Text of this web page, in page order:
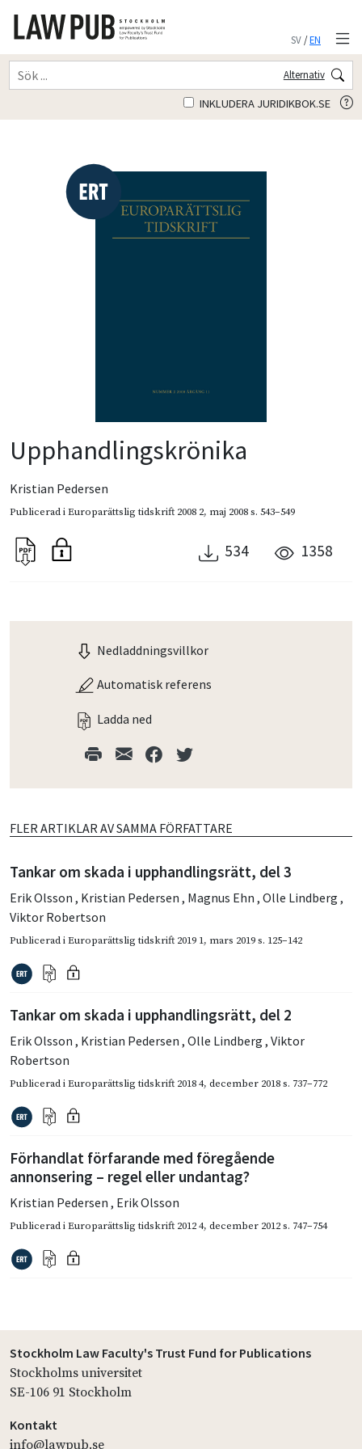
SV/EN
Alternativ
INKLUDERA JURIDIKBOK.SE
Upphandlingskrönika
Kristian Pedersen
Publicerad iEuroparättslig tidskrift 2008 2, maj 2008s. 543–549
534 1358
Nedladdningsvillkor
Automatisk referens
Ladda ned
FLER ARTIKLAR AV SAMMA FÖRFATTARE
Tankar om skada i upphandlingsrätt, del 3
Erik Olsson , Kristian Pedersen , Magnus Ehn , Olle Lindberg ,
Viktor Robertson
Publicerad iEuroparättslig tidskrift 2019 1, mars 2019s. 125–142
Tankar om skada i upphandlingsrätt, del 2
Erik Olsson , Kristian Pedersen , Olle Lindberg , Viktor
Robertson
Publicerad iEuroparättslig tidskrift 2018 4, december 2018s. 737–772
Förhandlat förfarande med föregående
annonsering – regel eller undantag?
Kristian Pedersen , Erik Olsson
Publicerad iEuroparättslig tidskrift 2012 4, december 2012s. 747–754
Stockholm Law Faculty's Trust Fund for Publications
Stockholms universitet
SE-106 91 Stockholm
Kontakt
info@lawpub.se